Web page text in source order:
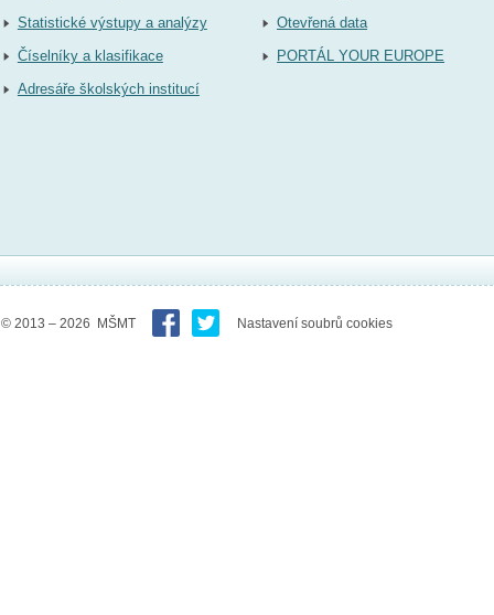
Statistické výstupy a analýzy
Číselníky a klasifikace
Adresáře školských institucí
Otevřená data
PORTÁL YOUR EUROPE
© 2013 – 2026 MŠMT Nastavení soubrů cookies